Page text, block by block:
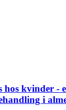
kvinder -
i